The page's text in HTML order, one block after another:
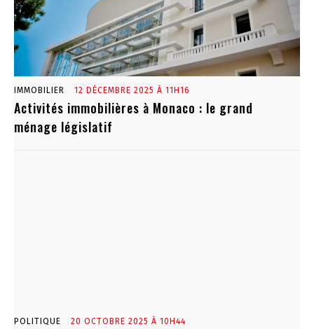
IMMOBILIER 12 DÉCEMBRE 2025 À 11H16
Activités immobilières à Monaco : le grand
ménage législatif
POLITIQUE 20 OCTOBRE 2025 À 10H44